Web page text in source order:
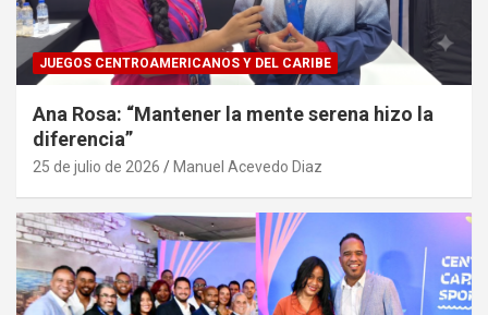
JUEGOS CENTROAMERICANOS Y DEL CARIBE
Ana Rosa: “Mantener la mente serena hizo la
diferencia”
25 de julio de 2026 Manuel Acevedo Diaz